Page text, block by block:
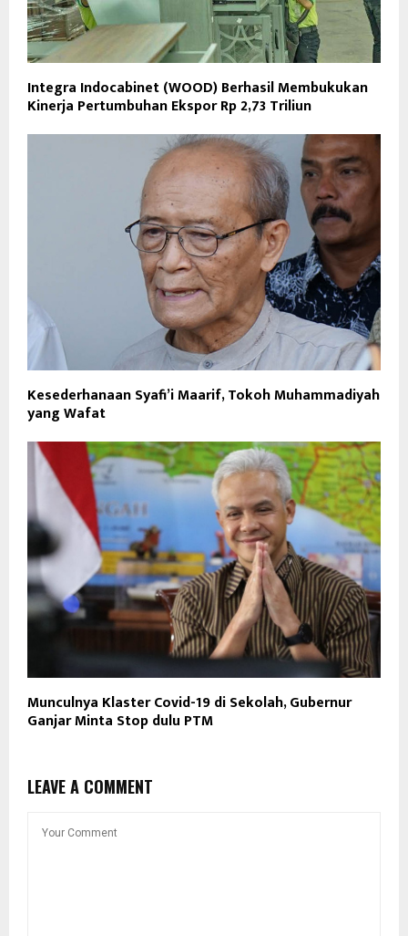
Integra Indocabinet (WOOD) Berhasil Membukukan
Kinerja Pertumbuhan Ekspor Rp 2,73 Triliun
Kesederhanaan Syafi’i Maarif, Tokoh Muhammadiyah
yang Wafat
Munculnya Klaster Covid-19 di Sekolah, Gubernur
Ganjar Minta Stop dulu PTM
LEAVE A COMMENT